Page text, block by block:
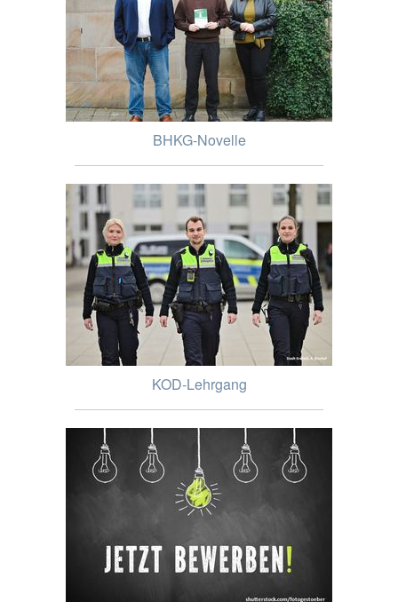
BHKG-Novelle
KOD-Lehrgang